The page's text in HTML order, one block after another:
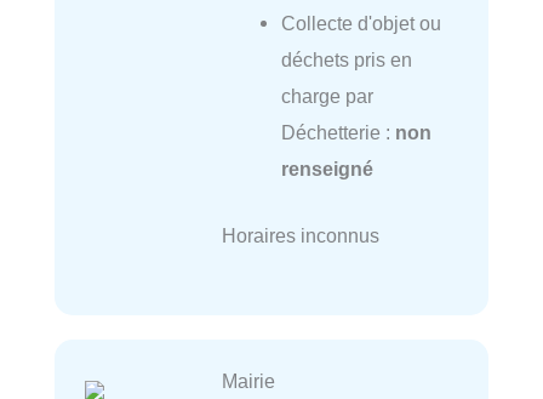
Collecte d'objet ou
déchets pris en
charge par
Déchetterie : non
renseigné
Horaires inconnus
Mairie